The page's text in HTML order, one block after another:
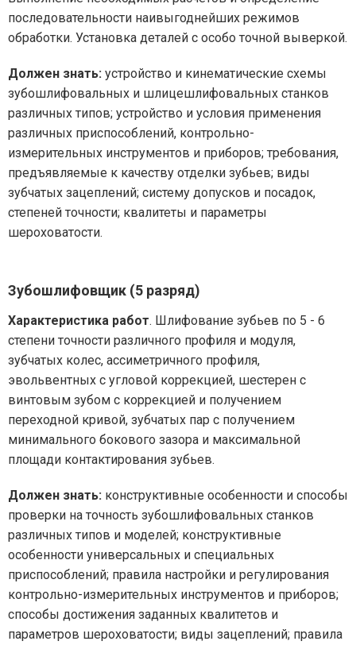
последовательности наивыгоднейших режимов
обработки. Установка деталей с особо точной выверкой.
Должен знать: устройство и кинематические схемы
зубошлифовальных и шлицешлифовальных станков
различных типов; устройство и условия применения
различных приспособлений, контрольно-
измерительных инструментов и приборов; требования,
предъявляемые к качеству отделки зубьев; виды
зубчатых зацеплений; систему допусков и посадок,
степеней точности; квалитеты и параметры
шероховатости.
Зубошлифовщик (5 разряд)
Характеристика работ. Шлифование зубьев по 5 - 6
степени точности различного профиля и модуля,
зубчатых колес, ассиметричного профиля,
эвольвентных с угловой коррекцией, шестерен с
винтовым зубом с коррекцией и получением
переходной кривой, зубчатых пар с получением
минимального бокового зазора и максимальной
площади контактирования зубьев.
Должен знать: конструктивные особенности и способы
проверки на точность зубошлифовальных станков
различных типов и моделей; конструктивные
особенности универсальных и специальных
приспособлений; правила настройки и регулирования
контрольно-измерительных инструментов и приборов;
способы достижения заданных квалитетов и
параметров шероховатости; виды зацеплений; правила